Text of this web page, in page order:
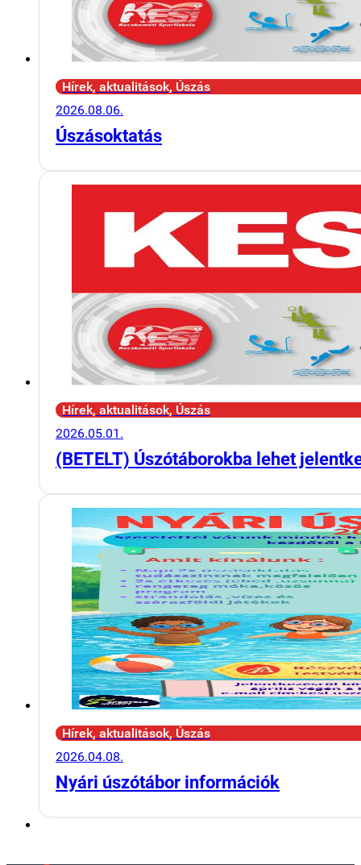
Hírek, aktualitások, Úszás
2026.08.06.
Úszásoktatás
Hírek, aktualitások, Úszás
2026.05.01.
(BETELT) Úszótáborokba lehet
Hírek, aktualitások, Úszás
2026.04.08.
Nyári úszótábor információk